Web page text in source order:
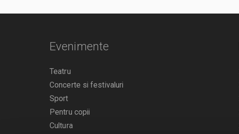
Evenimente
Teatru
Concerte si festivaluri
Sport
Pentru copii
Cultura